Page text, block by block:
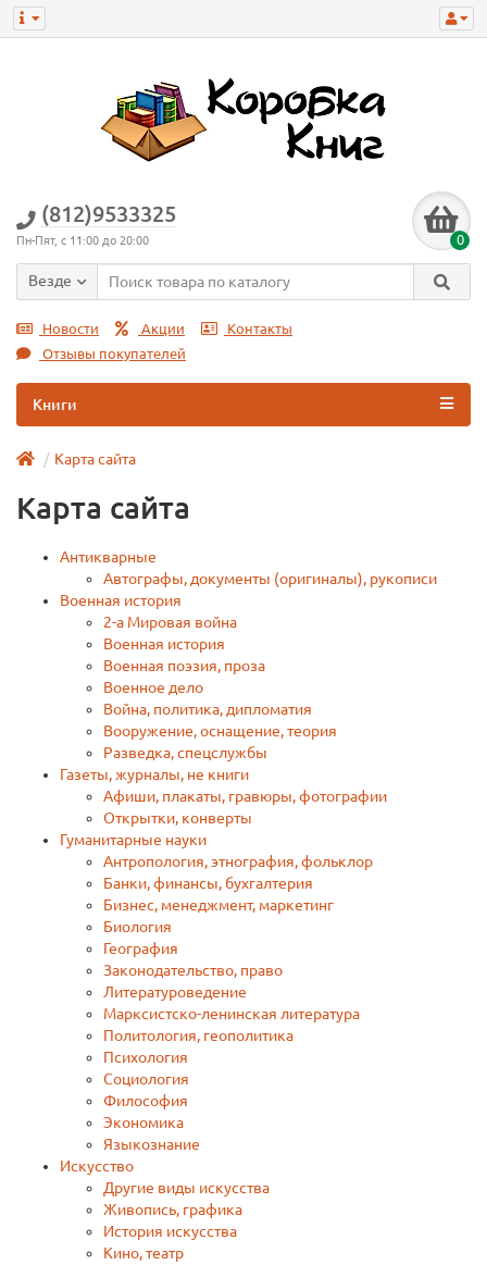
(812)9533325
Пн-Пят, с 11:00 до 20:00 0
Везде
Новости Акции
Контакты
Отзывы покупателей
Книги
Карта сайта
Карта сайта
Антикварные
Автографы, документы (оригиналы), рукописи
Военная история
2-a Мировая война
Военная истoрия
Военная поэзия, проза
Военное дело
Война, политика, дипломатия
Вооружение, оснащение, теория
Разведка, спецслужбы
Газеты, журналы, не книги
Афиши, плакаты, гравюры, фотографии
Открытки, конверты
Гуманитарные науки
Антропология, этнография, фольклор
Банки, финансы, бухгалтерия
Бизнес, менеджмент, маркетинг
Биология
География
Законодательство, право
Литературоведение
Марксистско-ленинская литература
Политология, геополитика
Психология
Социология
Философия
Экономика
Языкознание
Искусство
Другие виды искусства
Живопись, графика
История искусства
Кино, театр